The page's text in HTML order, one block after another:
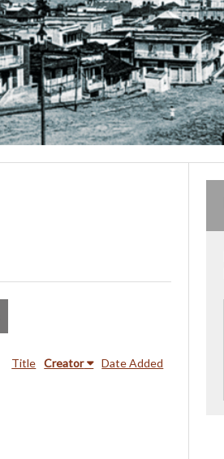
Title Creator Date Added